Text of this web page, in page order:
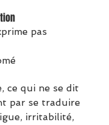
pas
ce qui ne se dit
par se traduire
irritabilité,